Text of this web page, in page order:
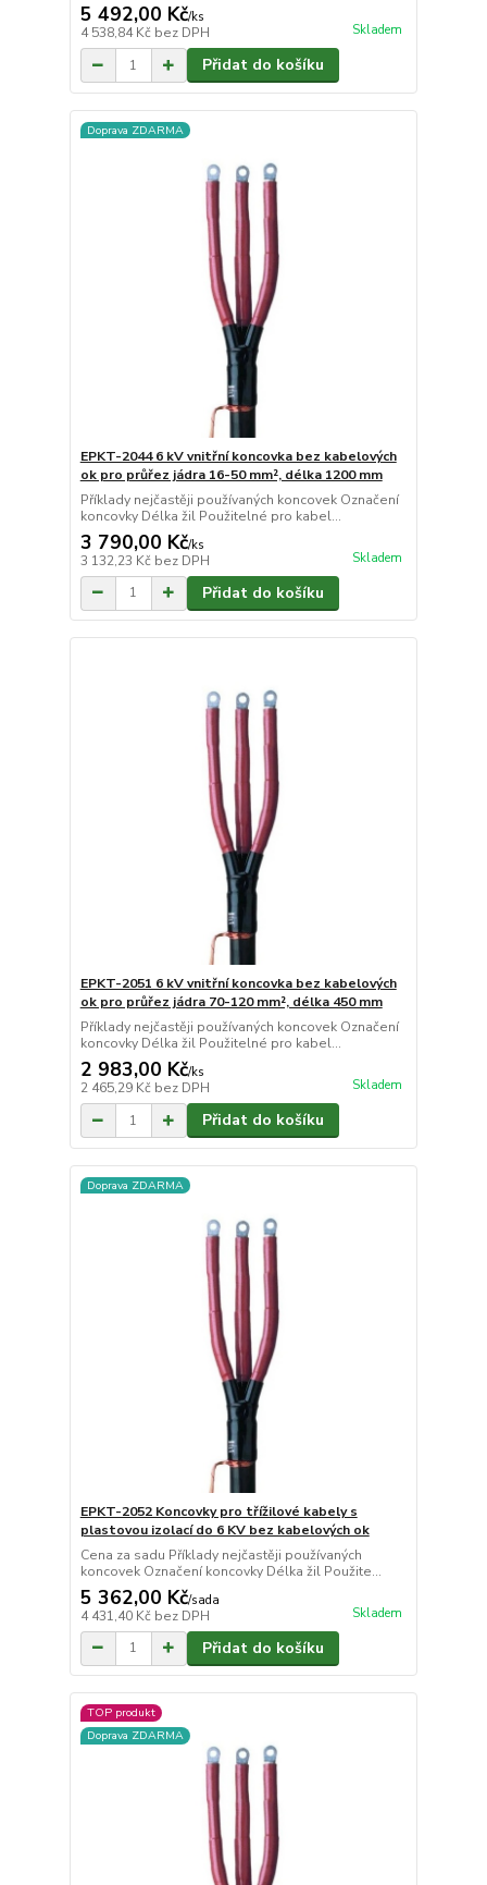
5 492,00 Kč/ks
4 538,84 Kč bez DPH Skladem
Přidat do košíku
Doprava ZDARMA
EPKT-2044 6 kV vnitřní koncovka bez kabelových
ok pro průřez jádra 16-50 mm², délka 1200 mm
Příklady nejčastěji používaných koncovek Označení
koncovky Délka žil Použitelné pro kabel...
3 790,00 Kč/ks
3 132,23 Kč bez DPH Skladem
Přidat do košíku
EPKT-2051 6 kV vnitřní koncovka bez kabelových
ok pro průřez jádra 70-120 mm², délka 450 mm
Příklady nejčastěji používaných koncovek Označení
koncovky Délka žil Použitelné pro kabel...
2 983,00 Kč/ks
2 465,29 Kč bez DPH Skladem
Přidat do košíku
Doprava ZDARMA
EPKT-2052 Koncovky pro třížilové kabely s
plastovou izolací do 6 KV bez kabelových ok
Cena za sadu Příklady nejčastěji používaných
koncovek Označení koncovky Délka žil Použite...
5 362,00 Kč/sada
4 431,40 Kč bez DPH Skladem
Přidat do košíku
TOP produkt
Doprava ZDARMA